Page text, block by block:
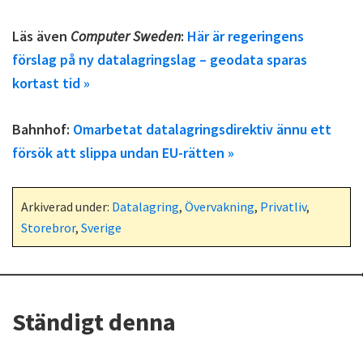
Läs även Computer Sweden: Här är regeringens
förslag på ny datalagringslag – geodata sparas
kortast tid »
Bahnhof: Omarbetat datalagringsdirektiv ännu ett
försök att slippa undan EU-rätten »
Arkiverad under: Datalagring, Övervakning, Privatliv,
Storebror, Sverige
Ständigt denna